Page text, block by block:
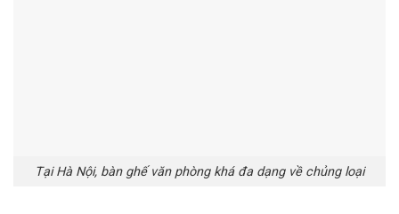
Tại Hà Nội, bàn ghế văn phòng khá đa dạng về chủng loại